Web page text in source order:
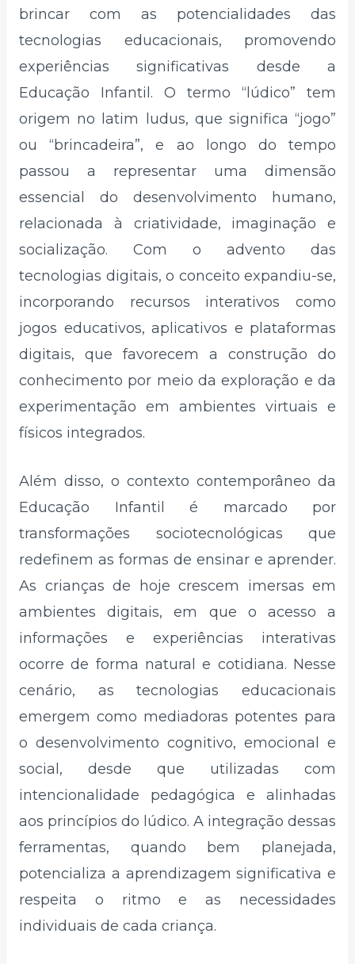
brincar com as potencialidades das
tecnologias educacionais, promovendo
experiências significativas desde a
Educação Infantil. O termo “lúdico” tem
origem no latim ludus, que significa “jogo”
ou “brincadeira”, e ao longo do tempo
passou a representar uma dimensão
essencial do desenvolvimento humano,
relacionada à criatividade, imaginação e
socialização. Com o advento das
tecnologias digitais, o conceito expandiu-se,
incorporando recursos interativos como
jogos educativos, aplicativos e plataformas
digitais, que favorecem a construção do
conhecimento por meio da exploração e da
experimentação em ambientes virtuais e
físicos integrados.
Além disso, o contexto contemporâneo da
Educação Infantil é marcado por
transformações sociotecnológicas que
redefinem as formas de ensinar e aprender.
As crianças de hoje crescem imersas em
ambientes digitais, em que o acesso a
informações e experiências interativas
ocorre de forma natural e cotidiana. Nesse
cenário, as tecnologias educacionais
emergem como mediadoras potentes para
o desenvolvimento cognitivo, emocional e
social, desde que utilizadas com
intencionalidade pedagógica e alinhadas
aos princípios do lúdico. A integração dessas
ferramentas, quando bem planejada,
potencializa a aprendizagem significativa e
respeita o ritmo e as necessidades
individuais de cada criança.